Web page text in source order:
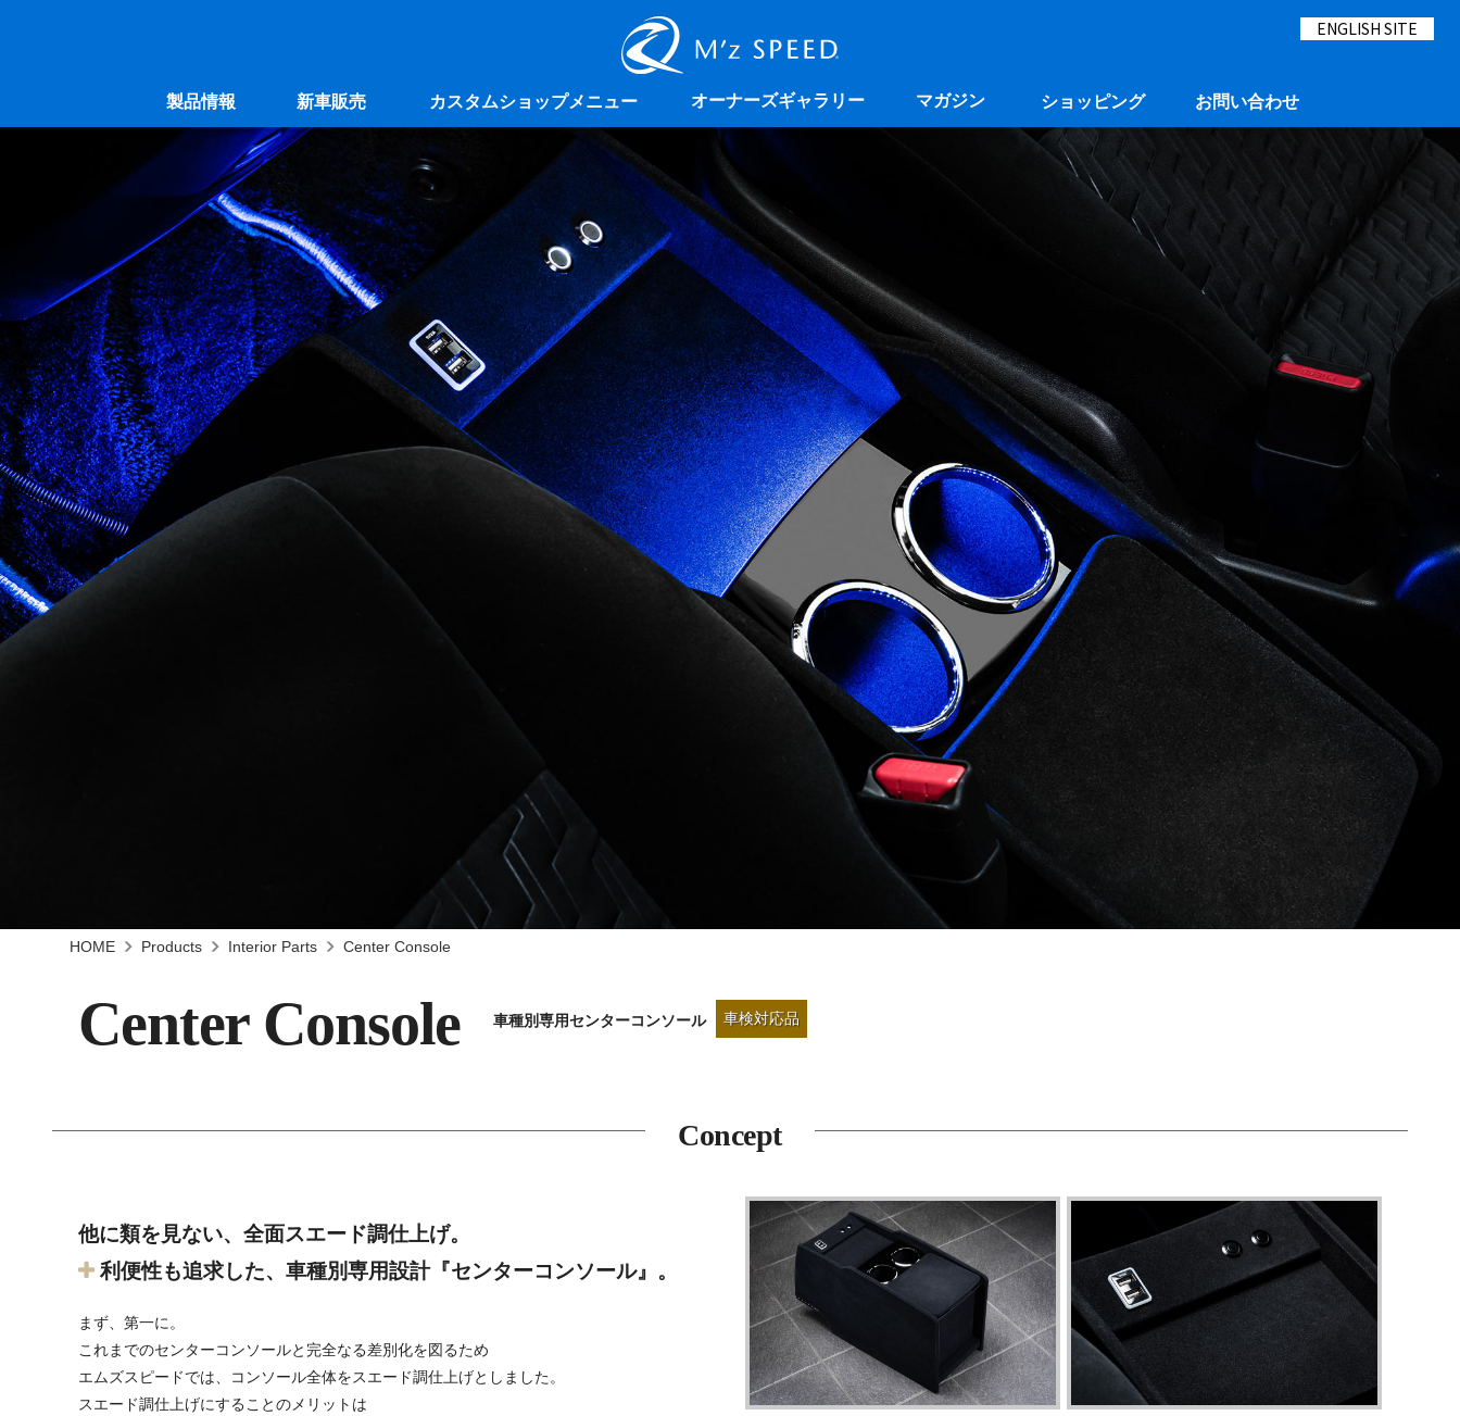
ENGLISH SITE
製品情報 新車販売 カスタムショップメニュー オーナーズギャラリー マガジン ショッピング お問い合わせ
HOME Products Interior Parts Center Console
Center Console 車種別専用センターコンソール 車検対応品
Concept
他に類を見ない、全面スエード調仕上げ。
利便性も追求した、車種別専用設計『センターコンソール』。
まず、第一に。
これまでのセンターコンソールと完全なる差別化を図るため
エムズスピードでは、コンソール全体をスエード調仕上げとしました。
スエード調仕上げにすることのメリットは